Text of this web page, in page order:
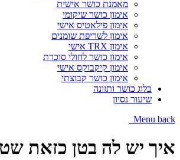
מאמנת כושר אישית
אימון כושר שיקומי
אימון פילאטיס אישי
אימון לשריפת שומנים
אימון TRX אישי
אימון כושר לחולי סוכרת
אימון קיקבוקס אישי
אימון כושר קבוצתי
בלוג כושר ותזונה
שיעור נסיון
Menu back
איך יש לה בטן כזאת